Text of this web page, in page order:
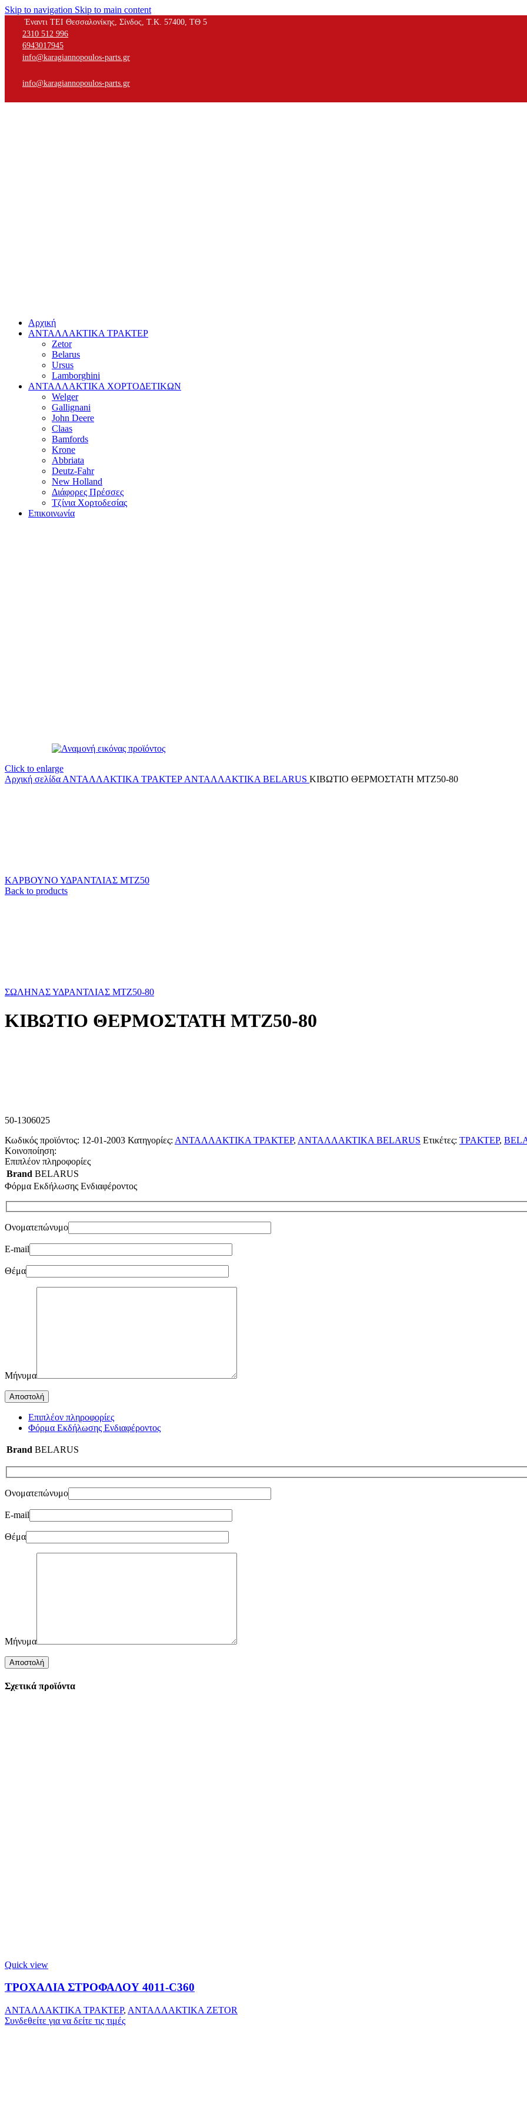
Skip to navigation Skip to main content
Έναντι ΤΕΙ Θεσσαλονίκης, Σίνδος, Τ.Κ. 57400, ΤΘ 5
2310 512 996
6943017945
info@karagiannopoulos-parts.gr
info@karagiannopoulos-parts.gr
Αρχική
ΑΝΤΑΛΛΑΚΤΙΚΑ ΤΡΑΚΤΕΡ
Zetor
Belarus
Ursus
Lamborghini
ΑΝΤΑΛΛΑΚΤΙΚΑ ΧΟΡΤΟΔΕΤΙΚΩΝ
Welger
Gallignani
John Deere
Claas
Bamfords
Krone
Abbriata
Deutz-Fahr
New Holland
Διάφορες Πρέσσες
Τζίνια Χορτοδεσίας
Επικοινωνία
Click to enlarge
Αρχική σελίδα ΑΝΤΑΛΛΑΚΤΙΚΑ ΤΡΑΚΤΕΡ ΑΝΤΑΛΛΑΚΤΙΚΑ BELARUS ΚΙΒΩΤΙΟ ΘΕΡΜΟΣΤΑΤΗ ΜΤΖ50-80
ΚΑΡΒΟΥΝΟ ΥΔΡΑΝΤΛΙΑΣ ΜΤΖ50
Back to products
ΣΩΛΗΝΑΣ ΥΔΡΑΝΤΛΙΑΣ ΜΤΖ50-80
ΚΙΒΩΤΙΟ ΘΕΡΜΟΣΤΑΤΗ ΜΤΖ50-80
50-1306025
Κωδικός προϊόντος: 12-01-2003 Κατηγορίες: ΑΝΤΑΛΛΑΚΤΙΚΑ ΤΡΑΚΤΕΡ, ΑΝΤΑΛΛΑΚΤΙΚΑ BELARUS Ετικέτες: ΤΡΑΚΤΕΡ,
Κοινοποίηση:
Επιπλέον πληροφορίες
Brand BELARUS
Φόρμα Εκδήλωσης Ενδιαφέροντος
Ονοματεπώνυμο
E-mail
Θέμα
Μήνυμα
Επιπλέον πληροφορίες
Φόρμα Εκδήλωσης Ενδιαφέροντος
Brand BELARUS
Ονοματεπώνυμο
E-mail
Θέμα
Μήνυμα
Σχετικά προϊόντα
Quick view
ΤΡΟΧΑΛΙΑ ΣΤΡΟΦΑΛΟΥ 4011-C360
ΑΝΤΑΛΛΑΚΤΙΚΑ ΤΡΑΚΤΕΡ, ΑΝΤΑΛΛΑΚΤΙΚΑ ZETOR
Συνδεθείτε για να δείτε τις τιμές